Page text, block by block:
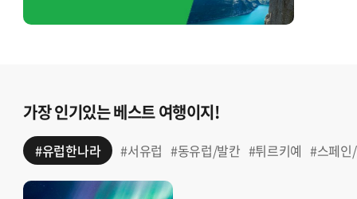
튀르키예
가장 인기있는 베스트 여행이지!
#유럽한나라 #서유럽 #동유럽/발칸 #튀르키예 #스페인